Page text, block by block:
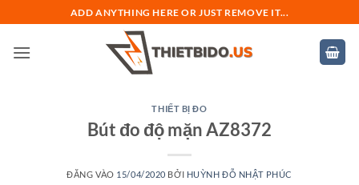
qua
nội
ADD ANYTHING HERE OR JUST REMOVE IT...
THIẾT BỊ ĐO
Bút đo độ mặn AZ8372
ĐĂNG VÀO 15/04/2020 BỞI HUỲNH ĐỖ NHẬT PHÚC